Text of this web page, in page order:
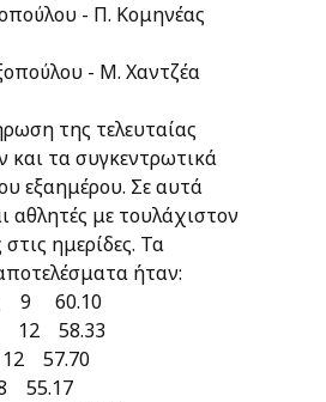
- Π. Κομηνέας
- Μ. Χαντζέα
της τελευταίας
και τα συγκεντρωτικά
εξαημέρου. Σε αυτά
αθλητές με τουλάχιστον
ημερίδες. Τα
ήταν:
9 60.10
12 58.33
57.70
55.17